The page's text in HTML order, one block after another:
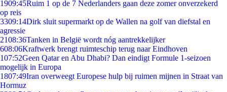
1909:45Ruim 1 op de 7 Nederlanders gaan deze zomer onverzekerd
op reis
3309:14Dirk sluit supermarkt op de Wallen na golf van diefstal en
agressie
2108:36Tanken in België wordt nóg aantrekkelijker
608:06Kraftwerk brengt ruimteschip terug naar Eindhoven
107:52Geen Qatar en Abu Dhabi? Dan eindigt Formule 1-seizoen
mogelijk in Europa
1807:49Iran overweegt Europese hulp bij ruimen mijnen in Straat van
Hormuz